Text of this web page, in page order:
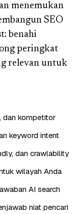
menemukan
SEO
benahi
peringkat
relevan untuk
dan kompetitor
keyword intent
dan crawlability
wilayah Anda
AI search
niat pencari